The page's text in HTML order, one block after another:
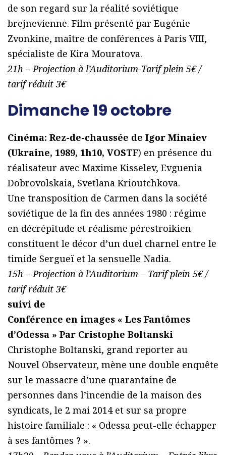
de son regard sur la réalité soviétique
brejnevienne. Film présenté par Eugénie
Zvonkine, maître de conférences à Paris VIII,
spécialiste de Kira Mouratova.
21h – Projection à l’Auditorium-Tarif plein 5€ /
tarif réduit 3€
Dimanche 19 octobre
Cinéma: Rez-de-chaussée de Igor Minaiev
(Ukraine, 1989, 1h10, VOSTF) en présence du
réalisateur avec Maxime Kisselev, Evguenia
Dobrovolskaia, Svetlana Krioutchkova.
Une transposition de Carmen dans la société
soviétique de la fin des années 1980 : régime
en décrépitude et réalisme pérestroikien
constituent le décor d’un duel charnel entre le
timide Sergueï et la sensuelle Nadia.
15h – Projection à l’Auditorium – Tarif plein 5€ /
tarif réduit 3€
suivi de
Conférence en images « Les Fantômes
d’Odessa » Par Cristophe Boltanski
Christophe Boltanski, grand reporter au
Nouvel Observateur, mène une double enquête
sur le massacre d’une quarantaine de
personnes dans l’incendie de la maison des
syndicats, le 2 mai 2014 et sur sa propre
histoire familiale : « Odessa peut-elle échapper
à ses fantômes ? ».